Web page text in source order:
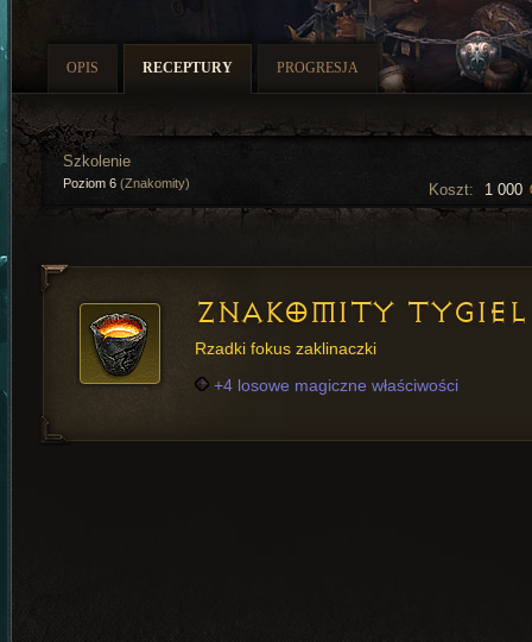
OPIS RECEPTURY PROGRESJA
Koszt: 1 000
Szkolenie
Poziom 6 (Znakomity)
ZNAKOMITY TYGIEL
Rzadki fokus zaklinaczki
+4 losowe magiczne właściwości